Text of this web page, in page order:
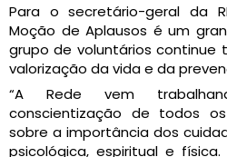
Para o secretário-geral da
Moção de Aplausos é um
grupo de voluntários continue
valorização da vida e da
“A Rede vem
conscientização de todos
sobre a importância dos
psicológica, espiritual e